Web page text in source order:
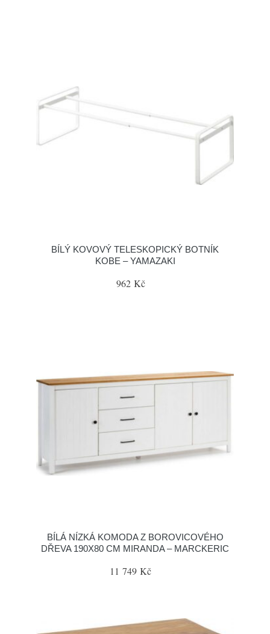
BÍLÝ KOVOVÝ TELESKOPICKÝ BOTNÍK
KOBE – YAMAZAKI
962 Kč
BÍLÁ NÍZKÁ KOMODA Z BOROVICOVÉHO
DŘEVA 190X80 CM MIRANDA – MARCKERIC
11 749 Kč